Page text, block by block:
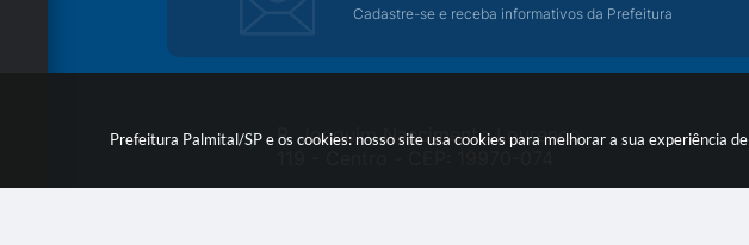
Prefeitura Palmital/SP e os cookies: nosso site usa cookies para melhorar a sua experiência
Cadastre-se e receba informativos da Prefeitura
R. Joaquim Nascimento Lourenço,